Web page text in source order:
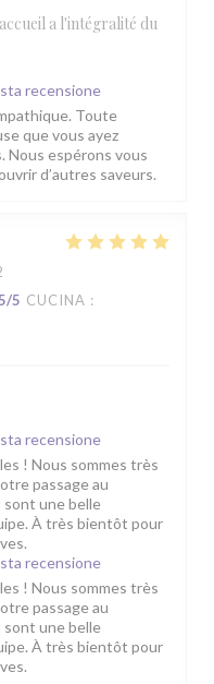
a l'intégralité du
recensione
Toute
que vous ayez
Nous espérons vous
d’autres saveurs.
/5 CUCINA :
recensione
! Nous sommes très
passage au
sont une belle
À très bientôt pour
recensione
! Nous sommes très
passage au
sont une belle
À très bientôt pour